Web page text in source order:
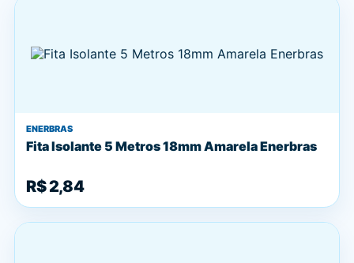
ENERBRAS
Fita Isolante 5 Metros 18mm Amarela Enerbras
R$ 2,84